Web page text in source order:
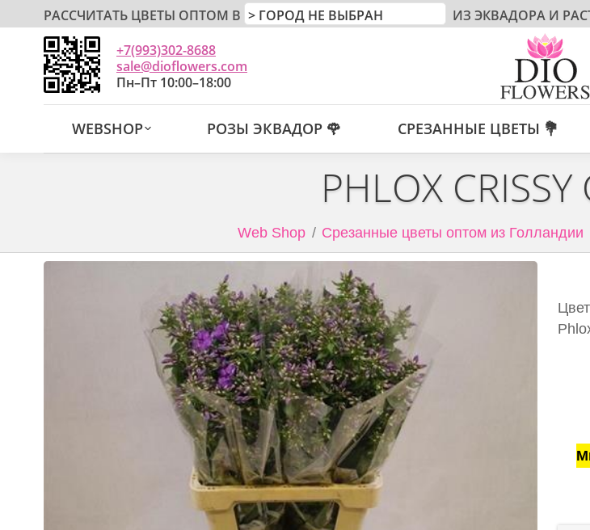
РАССЧИТАТЬ ЦВЕТЫ ОПТОМ В ИЗ ЭКВАДОРА И
+7(993)302-8688
sale@dioflowers.com
Пн–Пт 10:00–18:00
WEBSHOP РОЗЫ ЭКВАДОР 🌹 СРЕЗАННЫЕ ЦВЕТЫ 💐
PHLOX
Web Shop Срезанные цветы оптом из Голландии